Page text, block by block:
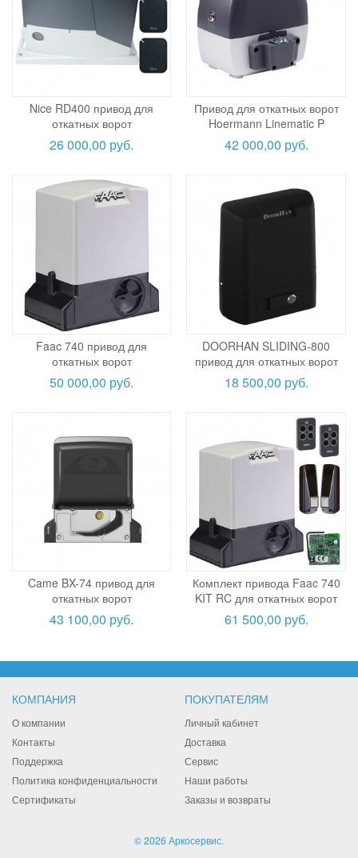
Nice RD400 привод для
откатных ворот
26 000,00 руб.
Привод для откатных ворот
Hoermann Linematic P
42 000,00 руб.
Faac 740 привод для
откатных ворот
50 000,00 руб.
DOORHAN SLIDING-800
привод для откатных ворот
18 500,00 руб.
Came BX-74 привод для
откатных ворот
43 100,00 руб.
Комплект привода Faac 740
KIT RC для откатных ворот
61 500,00 руб.
КОМПАНИЯ
О компании
Контакты
Поддержка
Политика конфиденциальности
Сертификаты
ПОКУПАТЕЛЯМ
Личный кабинет
Доставка
Сервис
Наши работы
Заказы и возвраты
© 2026 Аркосервис.